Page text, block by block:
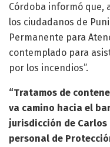
Córdoba informó que,
los ciudadanos de
Permanente para
contemplado para
por los incendios”.
“Tratamos de
va camino hacia el
jurisdicción de Carlos
personal de